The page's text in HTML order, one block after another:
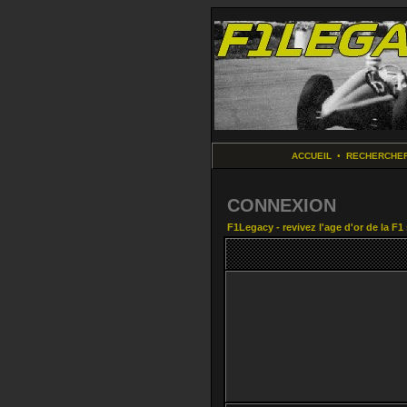
ACCUEIL •
CONNEXION
F1Legacy - revivez l'age d'or de la